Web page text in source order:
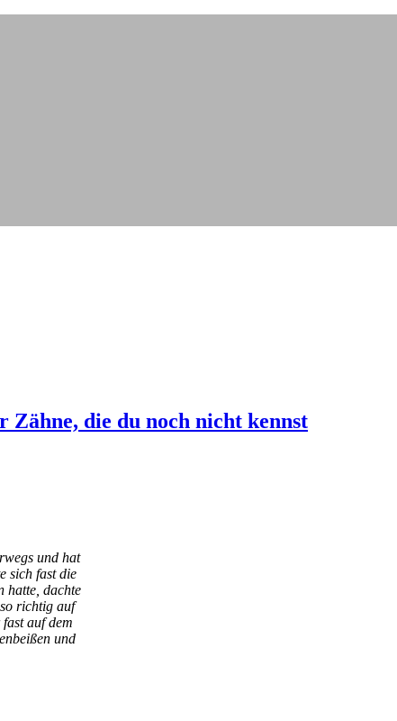
die du noch nicht kennst
und hat
sich fast die
hatte, dachte
richtig auf
auf dem
und